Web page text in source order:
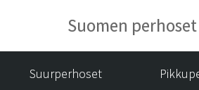
Suomen perhoset
Suurperhoset